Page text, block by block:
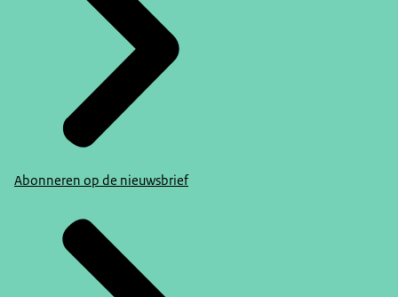
Abonneren op de nieuwsbrief